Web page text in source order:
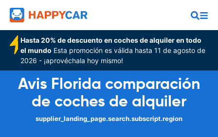
Hasta 20% de descuento en coches de alquiler en todo
el mundo Esta promoción es válida hasta 11 de agosto de
2026 - ¡aprovéchala hoy mismo!
Avis Florida comparación
de coches de alquiler
supplier_landing_page.search.subscript.region